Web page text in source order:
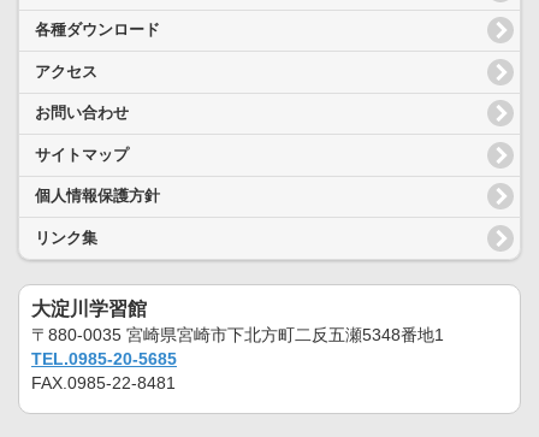
各種ダウンロード
アクセス
お問い合わせ
サイトマップ
個人情報保護方針
リンク集
大淀川学習館
〒880-0035 宮崎県宮崎市下北方町二反五瀬5348番地1
TEL.0985-20-5685
FAX.0985-22-8481